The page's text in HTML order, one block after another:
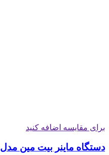
برای مقایسه اضافه کنید
دستگاه ماینر بیت مین مدل Antminer S19J XP 151TH